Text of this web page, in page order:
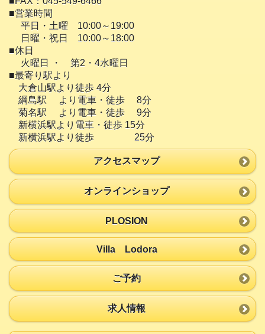
■営業時間
平日・土曜 10:00～19:00
日曜・祝日 10:00～18:00
■休日
火曜日 ・ 第2・4水曜日
■最寄り駅より
大倉山駅より徒歩 4分
綱島駅 より電車・徒歩 8分
菊名駅 より電車・徒歩 9分
新横浜駅より電車・徒歩 15分
新横浜駅より徒歩 25分
アクセスマップ
オンラインショップ
PLOSION
Villa Lodora
ご予約
求人情報